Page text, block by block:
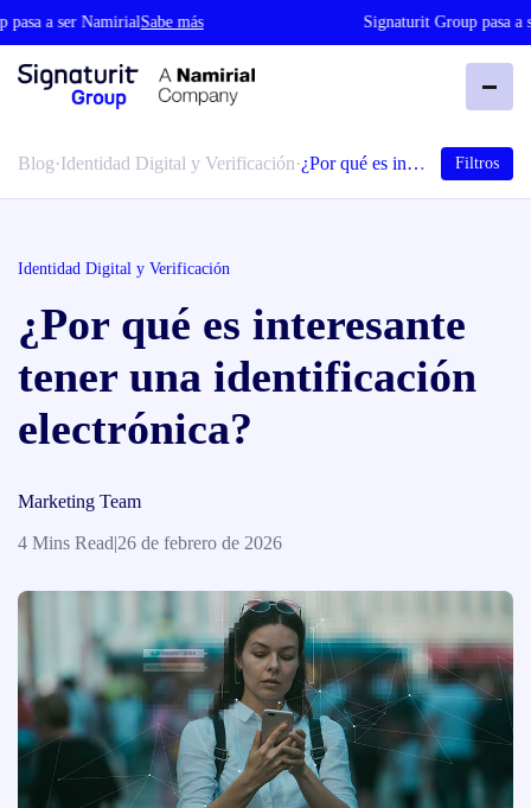
a ser NamirialSabe más Signaturit Group pasa a
Blog·Identidad Digital y Verificación·¿Por qué es in… Filtros
Identidad Digital y Verificación
¿Por qué es interesante
tener una identificación
electrónica?
Marketing Team
4 Mins Read|26 de febrero de 2026